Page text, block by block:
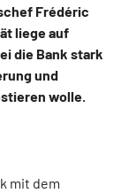
Frédéric
liege auf
die Bank stark
und
wolle.
mit dem